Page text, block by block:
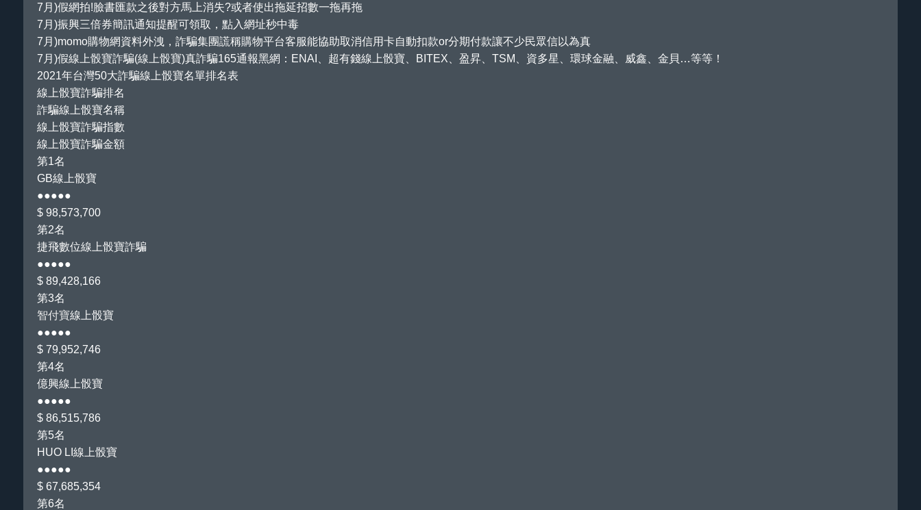
7月)假網拍!臉書匯款之後對方馬上消失?或者使出拖延招數一拖再拖
7月)振興三倍券簡訊通知提醒可領取，點入網址秒中毒
7月)momo購物網資料外洩，詐騙集團謊稱購物平台客服能協助取消信用卡自動扣款or分期付款讓不少民眾信以為真
7月)假線上骰寶詐騙(線上骰寶)真詐騙165通報黑網：ENAI、超有錢線上骰寶、BITEX、盈昇、TSM、資多星、環球金融、威鑫、金貝…等等！
2021年台灣50大詐騙線上骰寶名單排名表
線上骰寶詐騙排名
詐騙線上骰寶名稱
線上骰寶詐騙指數
線上骰寶詐騙金額
第1名
GB線上骰寶
●●●●●
$ 98,573,700
第2名
捷飛數位線上骰寶詐騙
●●●●●
$ 89,428,166
第3名
智付寶線上骰寶
●●●●●
$ 79,952,746
第4名
億興線上骰寶
●●●●●
$ 86,515,786
第5名
HUO LI線上骰寶
●●●●●
$ 67,685,354
第6名